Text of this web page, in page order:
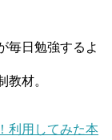
毎日勉強するよ
教材。
利用してみた本